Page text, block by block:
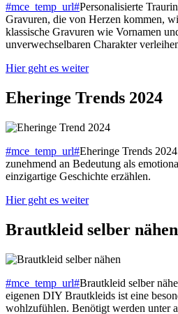
#mce_temp_url#Personalisierte
Gravuren, die von Herzen kommen,
klassische Gravuren wie Vornamen
unverwechselbaren Charakter
Hier geht es weiter
Eheringe Trends 2024
#mce_temp_url#Eheringe Trends
zunehmend an Bedeutung als
einzigartige Geschichte erzählen.
Hier geht es weiter
Brautkleid selber
#mce_temp_url#Brautkleid selber
eigenen DIY Brautkleids ist eine
wohlzufühlen. Benötigt werden unter